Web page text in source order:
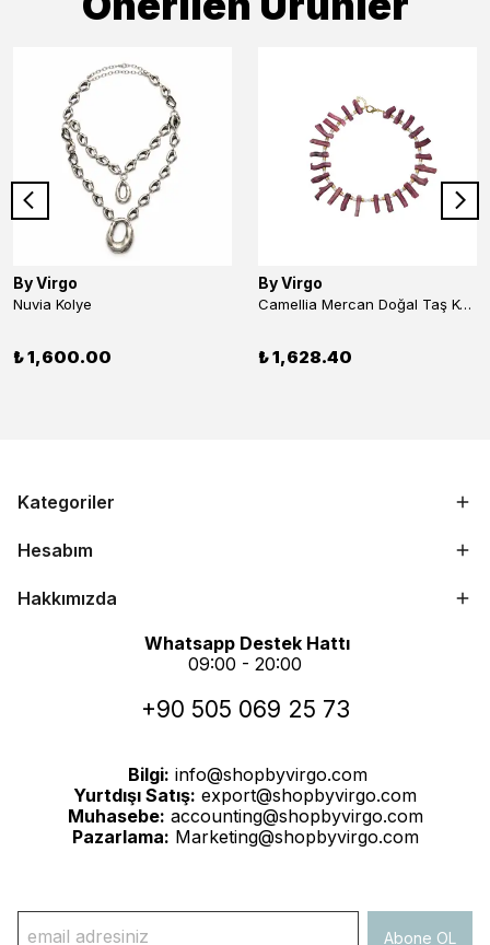
By Virgo
Nuvia Kolye
₺ 1,600.00
By Virgo
Camellia Mercan Doğal Taş Kolye
₺ 1,628.40
Kategoriler
Hesabım
Hakkımızda
Whatsapp Destek Hattı
09:00 - 20:00
+90 505 069 25 73
Bilgi: info@shopbyvirgo.com
Yurtdışı Satış: export@shopbyvirgo.com
Muhasebe: accounting@shopbyvirgo.com
Pazarlama: Marketing@shopbyvirgo.com
Abone OL